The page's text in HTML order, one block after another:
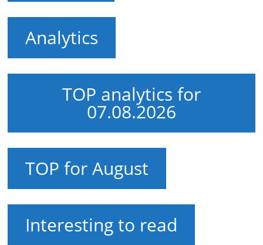
Analytics
TOP analytics for
07.08.2026
TOP for August
Interesting to read